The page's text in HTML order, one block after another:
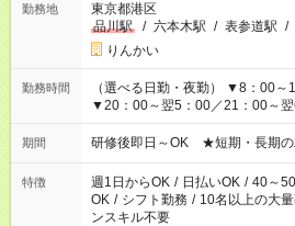
勤務地
東京都港区
品川駅
/ 六本木駅 / 表参道駅 /
りんかい
勤務時間
（選べる日勤・夜勤） ▼8：00
▼20：00～翌5：00／21：00～翌
期間 研修後即日～OK ★短期・長期の
特徴 週1日からOK / 日払いOK / 40～
OK / シフト勤務 / 10名以上の大
ンスキル不要